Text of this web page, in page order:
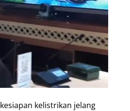
kelistrikan jelang